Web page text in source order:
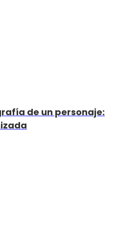
de un personaje: